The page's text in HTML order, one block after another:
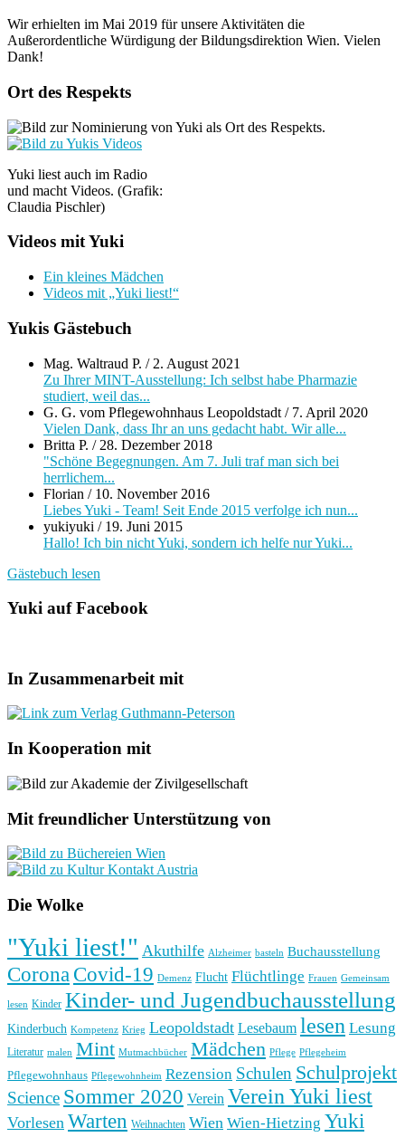
Wir erhielten im Mai 2019 für unsere Aktivitäten die
Außerordentliche Würdigung der Bildungsdirektion Wien. Vielen
Dank!
Ort des Respekts
Yuki liest auch im Radio
und macht Videos. (Grafik:
Claudia Pischler)
Videos mit Yuki
Ein kleines Mädchen
Videos mit „Yuki liest!“
Yukis Gästebuch
Mag. Waltraud P. / 2. August 2021
Zu Ihrer MINT-Ausstellung: Ich selbst habe Pharmazie
studiert, weil das...
G. G. vom Pflegewohnhaus Leopoldstadt / 7. April 2020
Vielen Dank, dass Ihr an uns gedacht habt. Wir alle...
Britta P. / 28. Dezember 2018
"Schöne Begegnungen. Am 7. Juli traf man sich bei
herrlichem...
Florian / 10. November 2016
Liebes Yuki - Team! Seit Ende 2015 verfolge ich nun...
yukiyuki / 19. Juni 2015
Hallo! Ich bin nicht Yuki, sondern ich helfe nur Yuki...
Gästebuch lesen
Yuki auf Facebook
In Zusammenarbeit mit
In Kooperation mit
Mit freundlicher Unterstützung von
Die Wolke
"Yuki liest!" Akuthilfe Alzheimer basteln Buchausstellung
Corona Covid-19 Demenz Flucht Flüchtlinge Frauen Gemeinsam
lesen Kinder Kinder- und Jugendbuchausstellung
Kinderbuch Kompetenz Krieg Leopoldstadt Lesebaum lesen Lesung
Literatur malen Mint Mutmachbücher Mädchen Pflege Pflegeheim
Pflegewohnhaus Pflegewohnheim Rezension Schulen Schulprojekt
Science Sommer 2020 Verein Verein Yuki liest
Vorlesen Warten Weihnachten Wien Wien-Hietzing Yuki